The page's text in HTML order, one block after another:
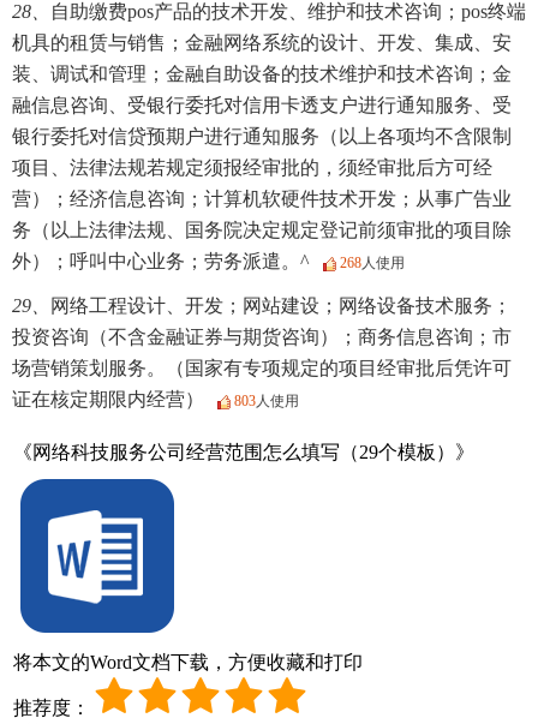
28、
自助缴费pos产品的技术开发、维护和技术咨询；pos终端
机具的租赁与销售；金融网络系统的设计、开发、集成、安
装、调试和管理；金融自助设备的技术维护和技术咨询；金
融信息咨询、受银行委托对信用卡透支户进行通知服务、受
银行委托对信贷预期户进行通知服务（以上各项均不含限制
项目、法律法规若规定须报经审批的，须经审批后方可经
营）；经济信息咨询；计算机软硬件技术开发；从事广告业
务（以上法律法规、国务院决定规定登记前须审批的项目除
外）；呼叫中心业务；劳务派遣。^
268人使用
29、
网络工程设计、开发；网站建设；网络设备技术服务；
投资咨询（不含金融证券与期货咨询）；商务信息咨询；市
场营销策划服务。（国家有专项规定的项目经审批后凭许可
证在核定期限内经营）
803人使用
《网络科技服务公司经营范围怎么填写（29个模板）》
将本文的Word文档下载，方便收藏和打印
推荐度：